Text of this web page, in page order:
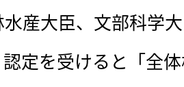
産大臣、文部科学
定を受けると「全